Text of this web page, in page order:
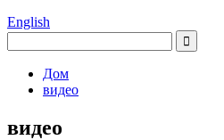
English
Дом
видео
видео